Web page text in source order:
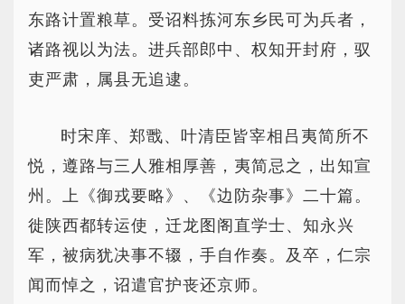
东路计置粮草。受诏料拣河东乡民可为兵者，
诸路视以为法。进兵部郎中、权知开封府，驭
吏严肃，属县无追逮。
时宋庠、郑戬、叶清臣皆宰相吕夷简所不
悦，遵路与三人雅相厚善，夷简忌之，出知宣
州。上《御戎要略》、《边防杂事》二十篇。
徙陕西都转运使，迁龙图阁直学士、知永兴
军，被病犹决事不辍，手自作奏。及卒，仁宗
闻而悼之，诏遣官护丧还京师。